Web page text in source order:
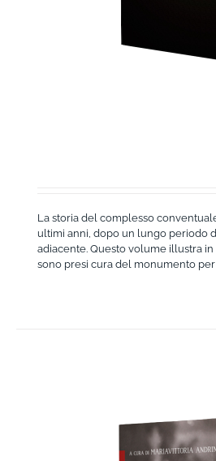
La storia del complesso
ultimi anni, dopo un lungo periodo
adiacente. Questo volume illustra
sono presi cura del monumento